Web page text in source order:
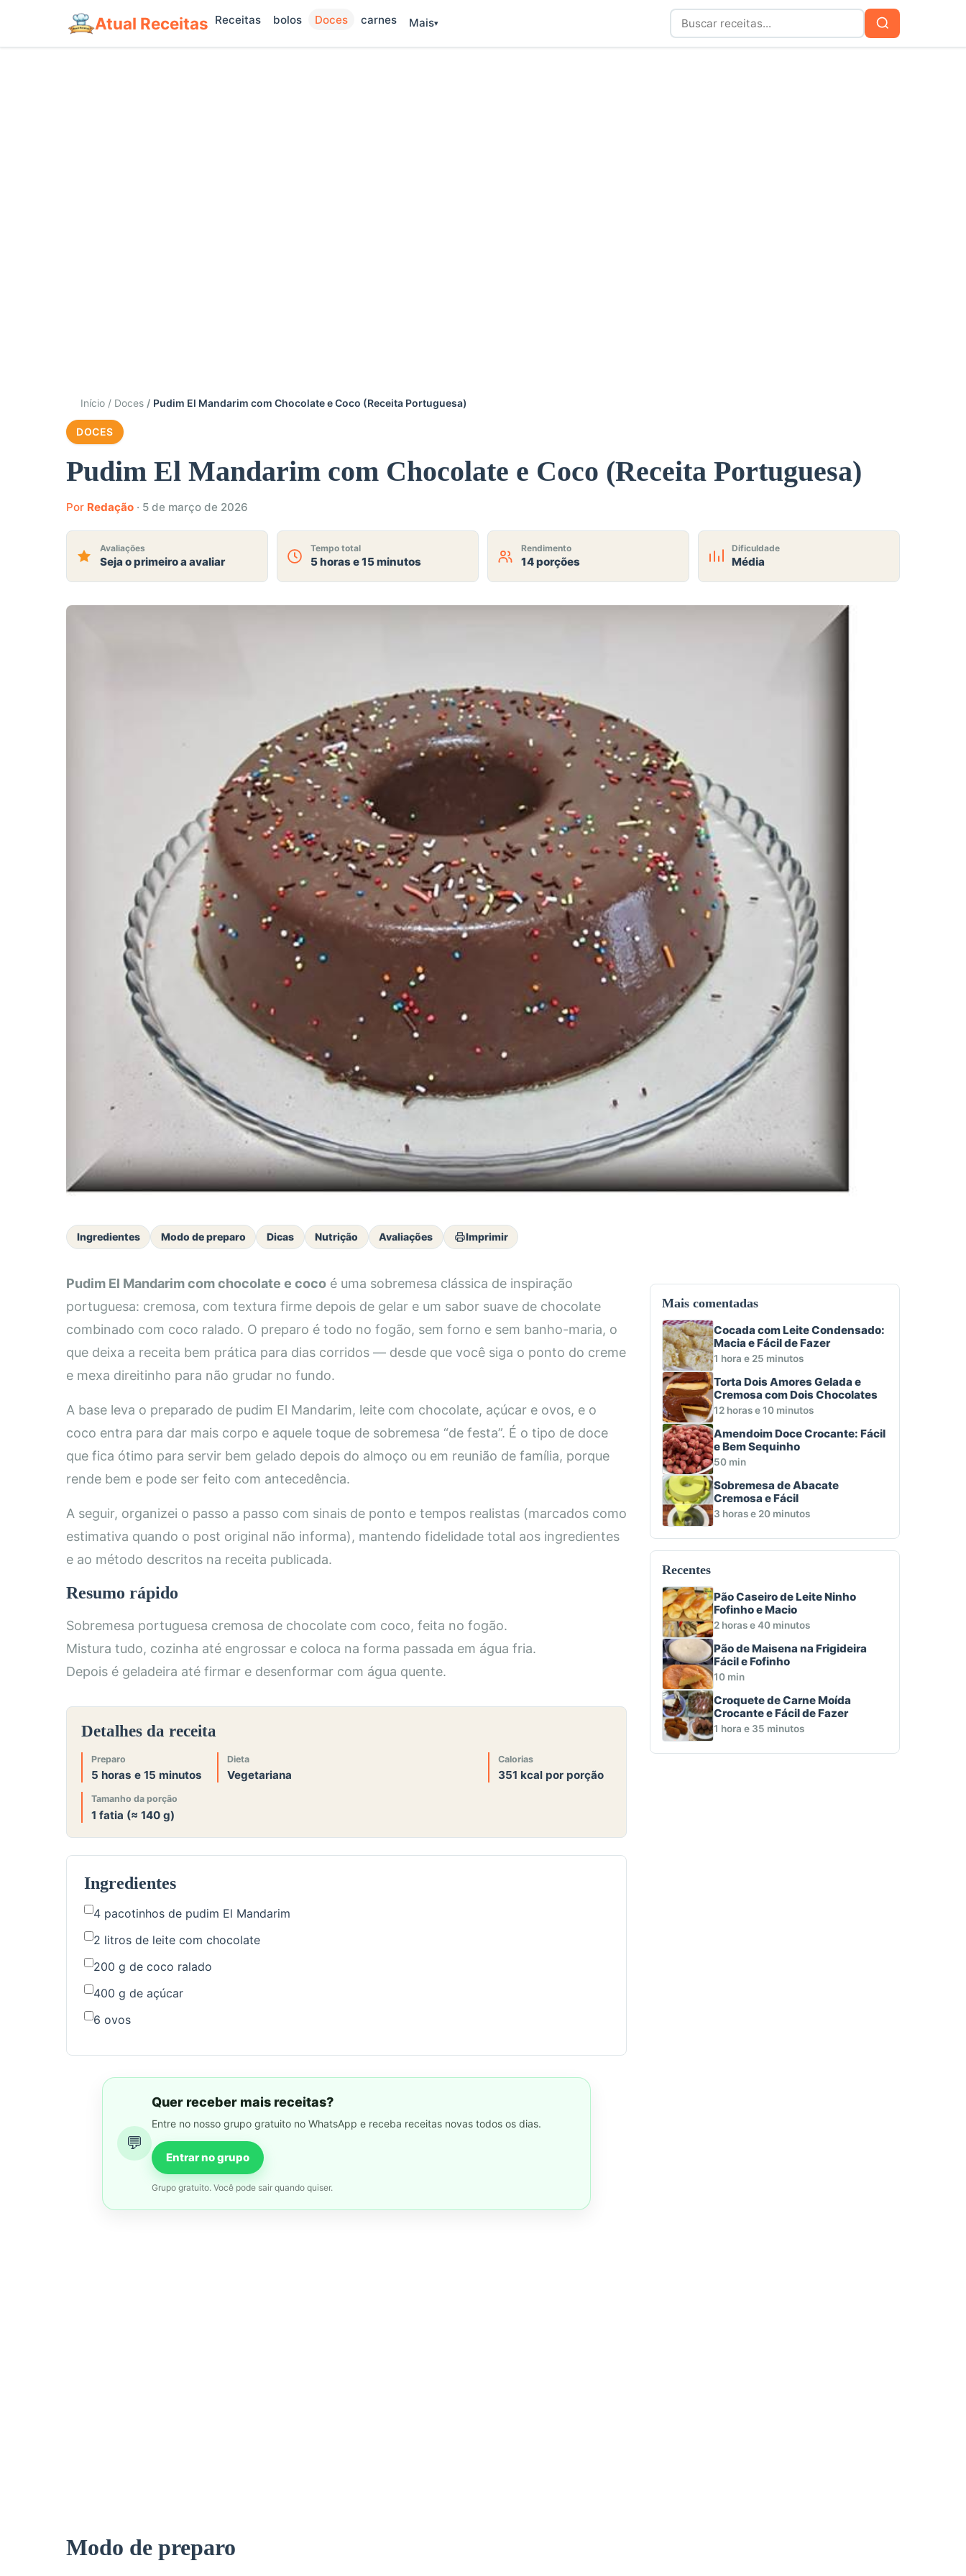
Atual Receitas Receitas bolos Doces carnes Mais
Buscar
por:
Buscar
Início Doces Pudim El Mandarim com Chocolate e Coco (Receita Portuguesa)
DOCES
Pudim El Mandarim com Chocolate e Coco (Receita Portuguesa)
Por Redação · 5 de março de 2026
Avaliações
Seja o primeiro a avaliar
Tempo total
5 horas e 15 minutos
Rendimento
14 porções
Dificuldade
Média
Ingredientes Modo de preparo Dicas Nutrição Avaliações Imprimir
Mais comentadas
Cocada com Leite Condensado:
Macia e Fácil de Fazer
1 hora e 25 minutos
Torta Dois Amores Gelada e
Cremosa com Dois Chocolates
12 horas e 10 minutos
Amendoim Doce Crocante: Fácil
e Bem Sequinho
50 min
Sobremesa de Abacate
Cremosa e Fácil
3 horas e 20 minutos
Recentes
Pão Caseiro de Leite Ninho
Fofinho e Macio
2 horas e 40 minutos
Pão de Maisena na Frigideira
Fácil e Fofinho
10 min
Croquete de Carne Moída
Crocante e Fácil de Fazer
1 hora e 35 minutos
Pudim El Mandarim com chocolate e coco é uma sobremesa clássica de inspiração
portuguesa: cremosa, com textura firme depois de gelar e um sabor suave de chocolate
combinado com coco ralado. O preparo é todo no fogão, sem forno e sem banho-maria, o
que deixa a receita bem prática para dias corridos — desde que você siga o ponto do creme
e mexa direitinho para não grudar no fundo.
A base leva o preparado de pudim El Mandarim, leite com chocolate, açúcar e ovos, e o
coco entra para dar mais corpo e aquele toque de sobremesa “de festa”. É o tipo de doce
que fica ótimo para servir bem gelado depois do almoço ou em reunião de família, porque
rende bem e pode ser feito com antecedência.
A seguir, organizei o passo a passo com sinais de ponto e tempos realistas (marcados como
estimativa quando o post original não informa), mantendo fidelidade total aos ingredientes
e ao método descritos na receita publicada.
Resumo rápido
Sobremesa portuguesa cremosa de chocolate com coco, feita no fogão.
Mistura tudo, cozinha até engrossar e coloca na forma passada em água fria.
Depois é geladeira até firmar e desenformar com água quente.
Detalhes da receita
Preparo
5 horas e 15 minutos
Dieta
Vegetariana
Calorias
351 kcal por porção
Tamanho da porção
1 fatia (≈ 140 g)
Ingredientes
4 pacotinhos de pudim El Mandarim
2 litros de leite com chocolate
200 g de coco ralado
400 g de açúcar
6 ovos
💬
Quer receber mais receitas?
Entre no nosso grupo gratuito no WhatsApp e receba receitas novas todos os dias.
Entrar no grupo
Grupo gratuito. Você pode sair quando quiser.
Modo de preparo